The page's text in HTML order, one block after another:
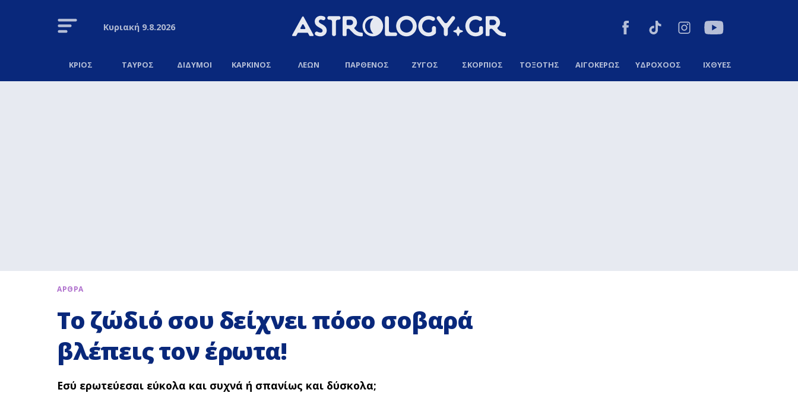
Κυριακή9.8.2026
ΚΡΙΟΣ ΤΑΥΡΟΣ ΔΙΔΥΜΟΙ ΚΑΡΚΙΝΟΣ ΛΕΩΝ ΠΑΡΘΕΝΟΣ ΖΥΓΟΣ ΣΚΟΡΠΙΟΣ ΤΟΞΟΤΗΣ ΑΙΓΟΚΕΡΩΣ ΥΔΡΟΧΟΟΣ ΙΧΘΥΕΣ
ΑΡΘΡΑ
Το ζώδιό σου δείχνει πόσο σοβαρά
βλέπεις τον έρωτα!
Εσύ ερωτεύεσαι εύκολα και συχνά ή σπανίως και δύσκολα;